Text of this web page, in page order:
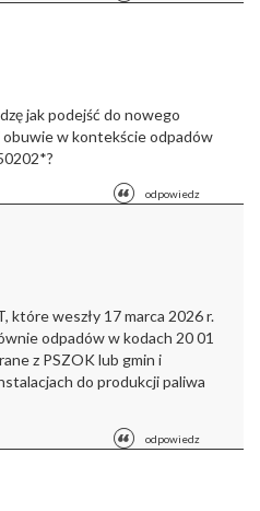
jak podejść do nowego
obuwie w kontekście odpadów
odpowiedz
które weszły 17 marca 2026 r.
odpadów w kodach 20 01
z PSZOK lub gmin i
do produkcji paliwa
odpowiedz